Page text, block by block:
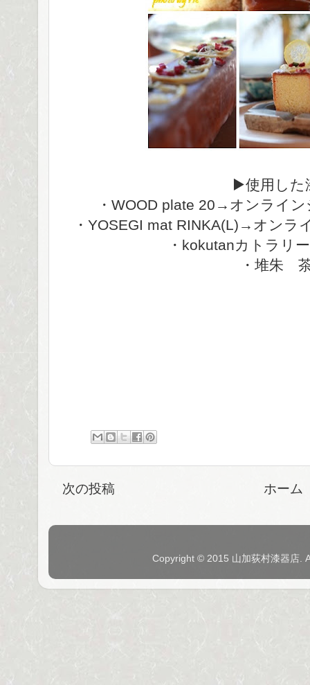
▶使用した
・WOOD plate 20→オンライ
・YOSEGI mat RINKA(L)→オンラ
・kokutanカトラリ
・堆朱
次の投稿 ホーム
Copyright © 2015 山加荻村漆器店.